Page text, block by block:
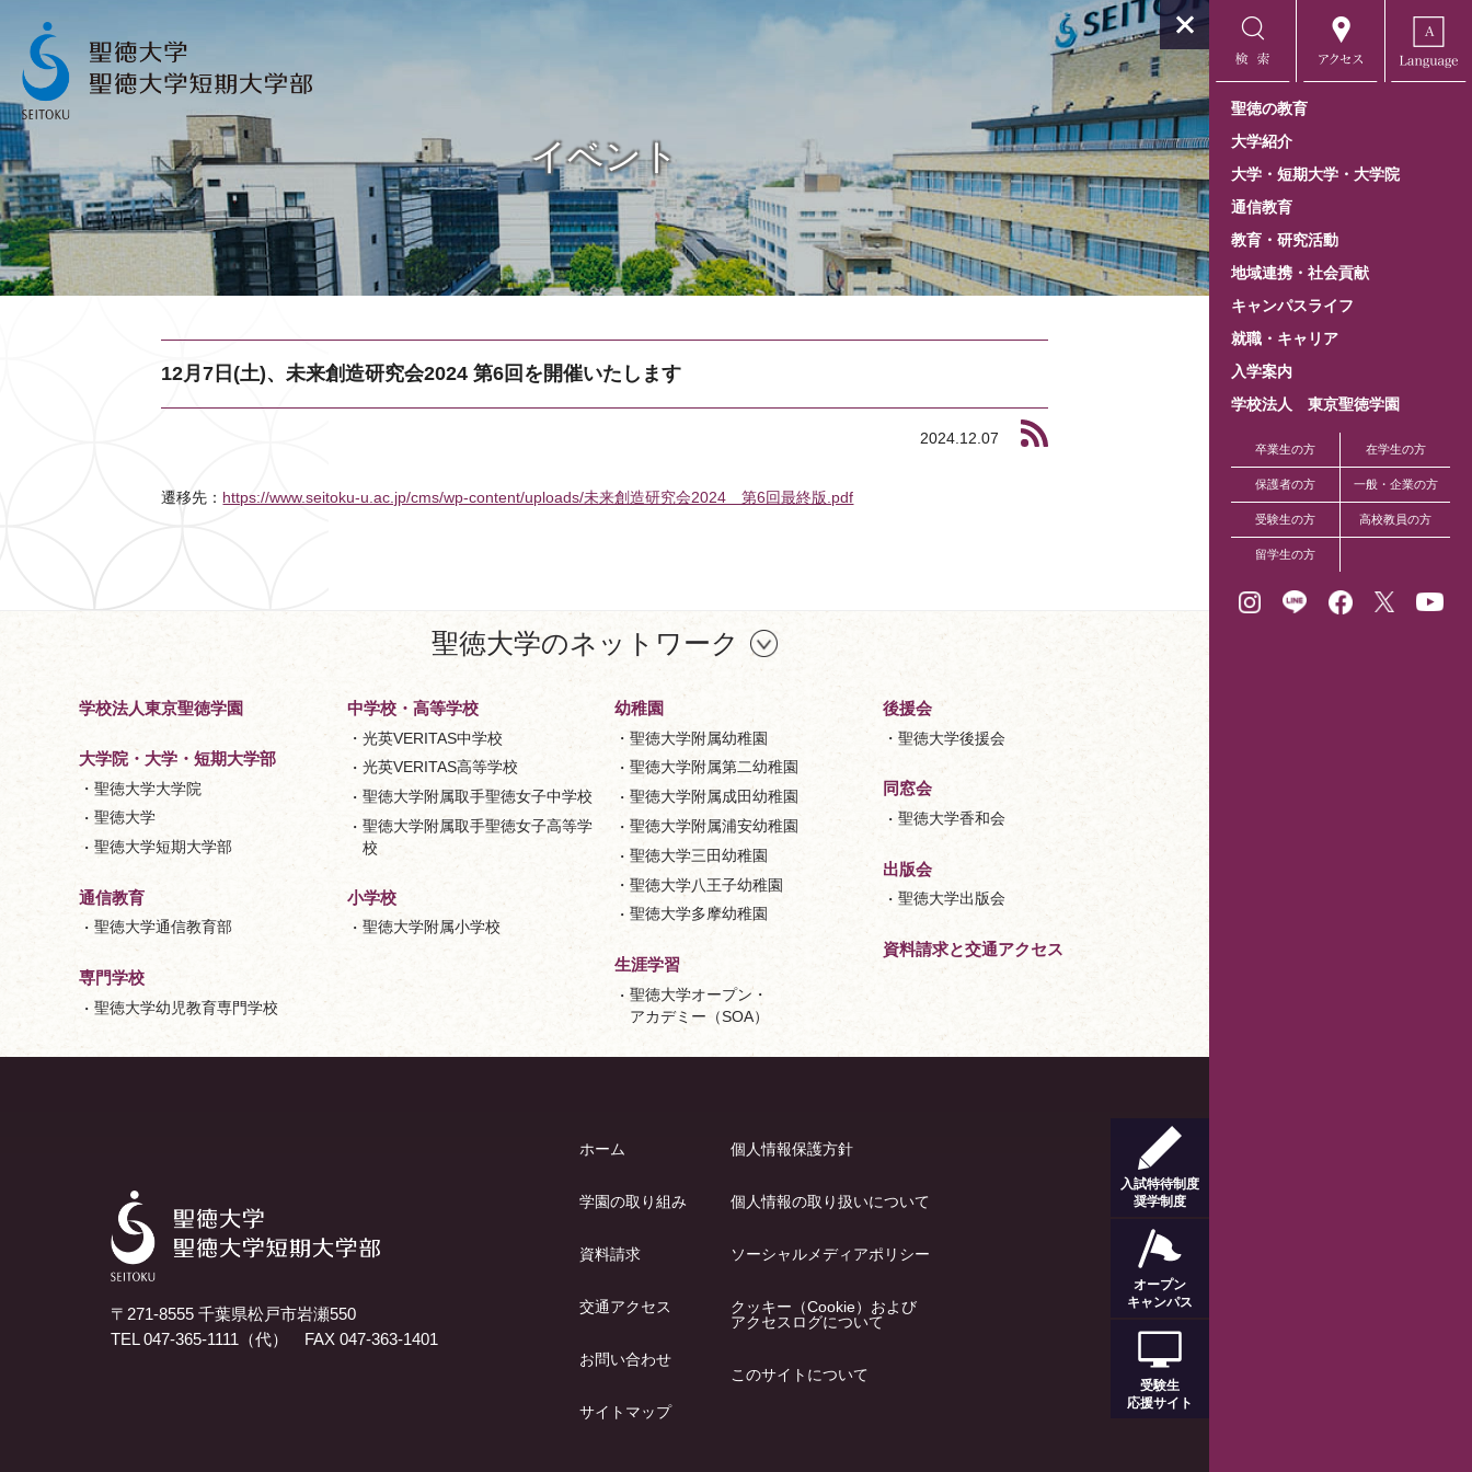
イベント
12月7日(土)、未来創造研究会2024 第6回を開催いたします
2024.12.07
遷移先： https://www.seitoku-u.ac.jp/cms/wp-content/uploads/未来創造研究会2024 第6回最終版.pdf
聖徳大学のネットワーク
学校法人東京聖徳学園
大学院・大学・短期大学部
聖徳大学大学院
聖徳大学
聖徳大学短期大学部
通信教育
聖徳大学通信教育部
専門学校
聖徳大学幼児教育専門学校
中学校・高等学校
光英VERITAS中学校
光英VERITAS高等学校
聖徳大学附属取手聖徳女子中学校
聖徳大学附属取手聖徳女子高等学
校
小学校
聖徳大学附属小学校
幼稚園
聖徳大学附属幼稚園
聖徳大学附属第二幼稚園
聖徳大学附属成田幼稚園
聖徳大学附属浦安幼稚園
聖徳大学三田幼稚園
聖徳大学八王子幼稚園
聖徳大学多摩幼稚園
生涯学習
聖徳大学オープン・
アカデミー（SOA）
後援会
聖徳大学後援会
同窓会
聖徳大学香和会
出版会
聖徳大学出版会
資料請求と交通アクセス
ホーム
学園の取り組み
資料請求
交通アクセス
お問い合わせ
サイトマップ
個人情報保護方針
個人情報の取り扱いについて
ソーシャルメディアポリシー
クッキー（Cookie）および
アクセスログについて
このサイトについて
〒271-8555 千葉県松戸市岩瀬550
TEL 047-365-1111（代） FAX 047-363-1401
聖徳の教育
大学紹介
大学・短期大学・大学院
通信教育
教育・研究活動
地域連携・社会貢献
キャンパスライフ
就職・キャリア
入学案内
学校法人 東京聖徳学園
卒業生の方 在学生の方
保護者の方 一般・企業の方
受験生の方 高校教員の方
留学生の方
入試特待制度
奨学制度
オープン
キャンパス
受験生
応援サイト